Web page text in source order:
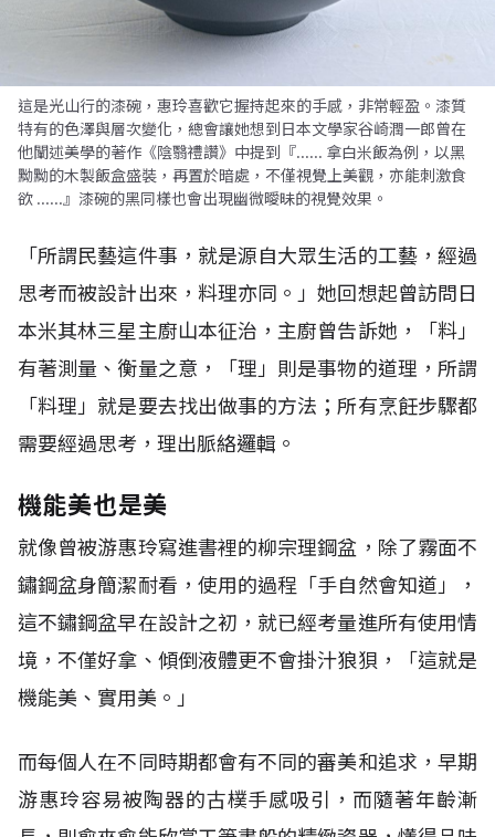
這是光山行的漆碗，惠玲喜歡它握持起來的手感，非常輕盈。漆質
特有的色澤與層次變化，總會讓她想到日本文學家谷崎潤一郎曾在
他闡述美學的著作《陰翳禮讚》中提到『...... 拿白米飯為例，以黑
黝黝的木製飯盒盛裝，再置於暗處，不僅視覺上美觀，亦能刺激食
欲 ......』漆碗的黑同樣也會出現幽微曖昧的視覺效果。
「所謂民藝這件事，就是源自大眾生活的工藝，經過
思考而被設計出來，料理亦同。」她回想起曾訪問日
本米其林三星主廚山本征治，主廚曾告訴她，「料」
有著測量、衡量之意，「理」則是事物的道理，所謂
「料理」就是要去找出做事的方法；所有烹飪步驟都
需要經過思考，理出脈絡邏輯。
機能美也是美
就像曾被游惠玲寫進書裡的柳宗理鋼盆，除了霧面不
鏽鋼盆身簡潔耐看，使用的過程「手自然會知道」，
這不鏽鋼盆早在設計之初，就已經考量進所有使用情
境，不僅好拿、傾倒液體更不會掛汁狼狽，「這就是
機能美、實用美。」
而每個人在不同時期都會有不同的審美和追求，早期
游惠玲容易被陶器的古樸手感吸引，而隨著年齡漸